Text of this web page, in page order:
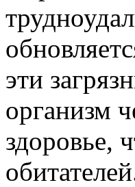
эти
организм
здоровье,